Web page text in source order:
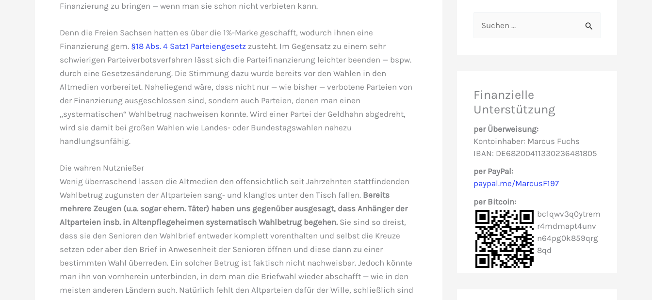
Finanzierung zu bringen — wenn man sie schon nicht verbieten kann.
Denn die Freien Sachsen hatten es über die 1%-Marke geschafft, wodurch ihnen eine
Finanzierung gem. §18 Abs. 4 Satz1 Parteiengesetz zusteht. Im Gegensatz zu einem sehr
schwierigen Parteiverbotsverfahren lässt sich die Parteifinanzierung leichter beenden — bspw.
durch eine Gesetzesänderung. Die Stimmung dazu wurde bereits vor den Wahlen in den
Altmedien vorbereitet. Naheliegend wäre, dass nicht nur — wie bisher — verbotene Parteien von
der Finanzierung ausgeschlossen sind, sondern auch Parteien, denen man einen
„systematischen“ Wahlbetrug nachweisen konnte. Wird einer Partei der Geldhahn abgedreht,
wird sie damit bei großen Wahlen wie Landes- oder Bundestagswahlen nahezu
handlungsunfähig.
Die wahren Nutznießer
Wenig überraschend lassen die Altmedien den offensichtlich seit Jahrzehnten stattfindenden
Wahlbetrug zugunsten der Altparteien sang- und klanglos unter den Tisch fallen. Bereits
mehrere Zeugen (u.a. sogar ehem. Täter) haben uns gegenüber ausgesagt, dass Anhänger der
Altparteien insb. in Altenpflegeheimen systematisch Wahlbetrug begehen. Sie sind so dreist,
dass sie den Senioren den Wahlbrief entweder komplett vorenthalten und selbst die Kreuze
setzen oder aber den Brief in Anwesenheit der Senioren öffnen und diese dann zu einer
bestimmten Wahl überreden. Ein solcher Betrug ist faktisch nicht nachweisbar. Jedoch könnte
man ihn von vornherein unterbinden, in dem man die Briefwahl wieder abschafft — wie in den
meisten anderen Ländern auch. Natürlich fehlt den Altparteien dafür der Wille, schließlich sind
n
a
c
h
:
Finanzielle
Unterstützung
per Überweisung:
Kontoinhaber: Marcus Fuchs
IBAN: DE68200411330236481805
per PayPal:
paypal.me/MarcusF197
per Bitcoin:
bc1qwv3q0ytrem
r4mdmapt4unv
n64pg0k859qrg
8qd